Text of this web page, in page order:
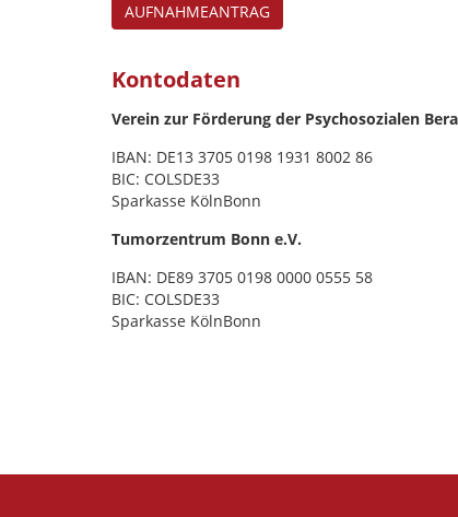
AUFNAHMEANTRAG
Kontodaten
Verein zur Förderung der Psychosozialen
IBAN: DE13 3705 0198 1931 8002 86
BIC: COLSDE33
Sparkasse KölnBonn
Tumorzentrum Bonn e.V.
IBAN: DE89 3705 0198 0000 0555 58
BIC: COLSDE33
Sparkasse KölnBonn